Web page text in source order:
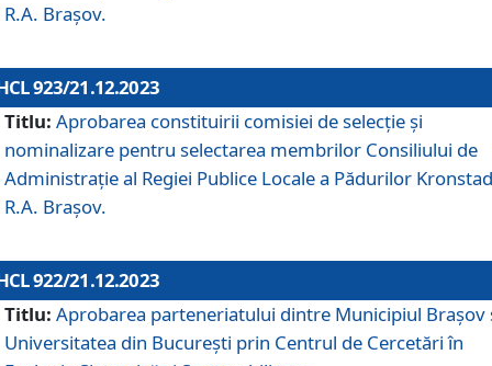
R.A. Brașov.
923/21.12.2023
Titlu: Aprobarea constituirii comisiei de selecție și
nominalizare pentru selectarea membrilor Consiliului de
Administrație al Regiei Publice Locale a Pădurilor
R.A. Brașov.
922/21.12.2023
Titlu: Aprobarea parteneriatului dintre Municipiul Brașov
Universitatea din București prin Centrul de Cercetări în